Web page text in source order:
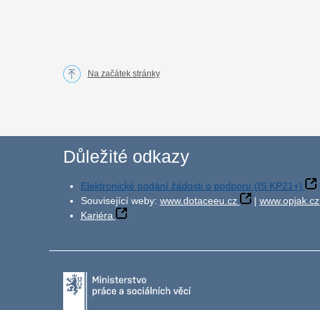
Na začátek stránky
Důležité odkazy
Elektronické podání žádosti o podporu (IS KP21+)
Související weby: www.dotaceeu.cz | www.opjak.cz
Kariéra